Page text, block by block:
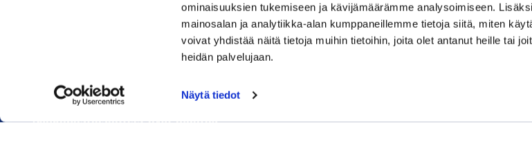
ominaisuuksien tukemiseen ja kävijämäärämme analysoimiseen.
mainosalan ja analytiikka-alan kumppaneillemme tietoja siitä, miten
voivat yhdistää näitä tietoja muihin tietoihin, joita olet antanut heille tai
heidän palvelujaan.
Näytä tiedot
Rauman kauppakamari
Huom! Vientikaupan asiakirjoihin liittyvät kyselyt
040 1828 268(Heini Yli-Antola)
Sähköpostiosoitteet ovat muotoa
Kauppakamari
Koulutukset ja tapahtumat